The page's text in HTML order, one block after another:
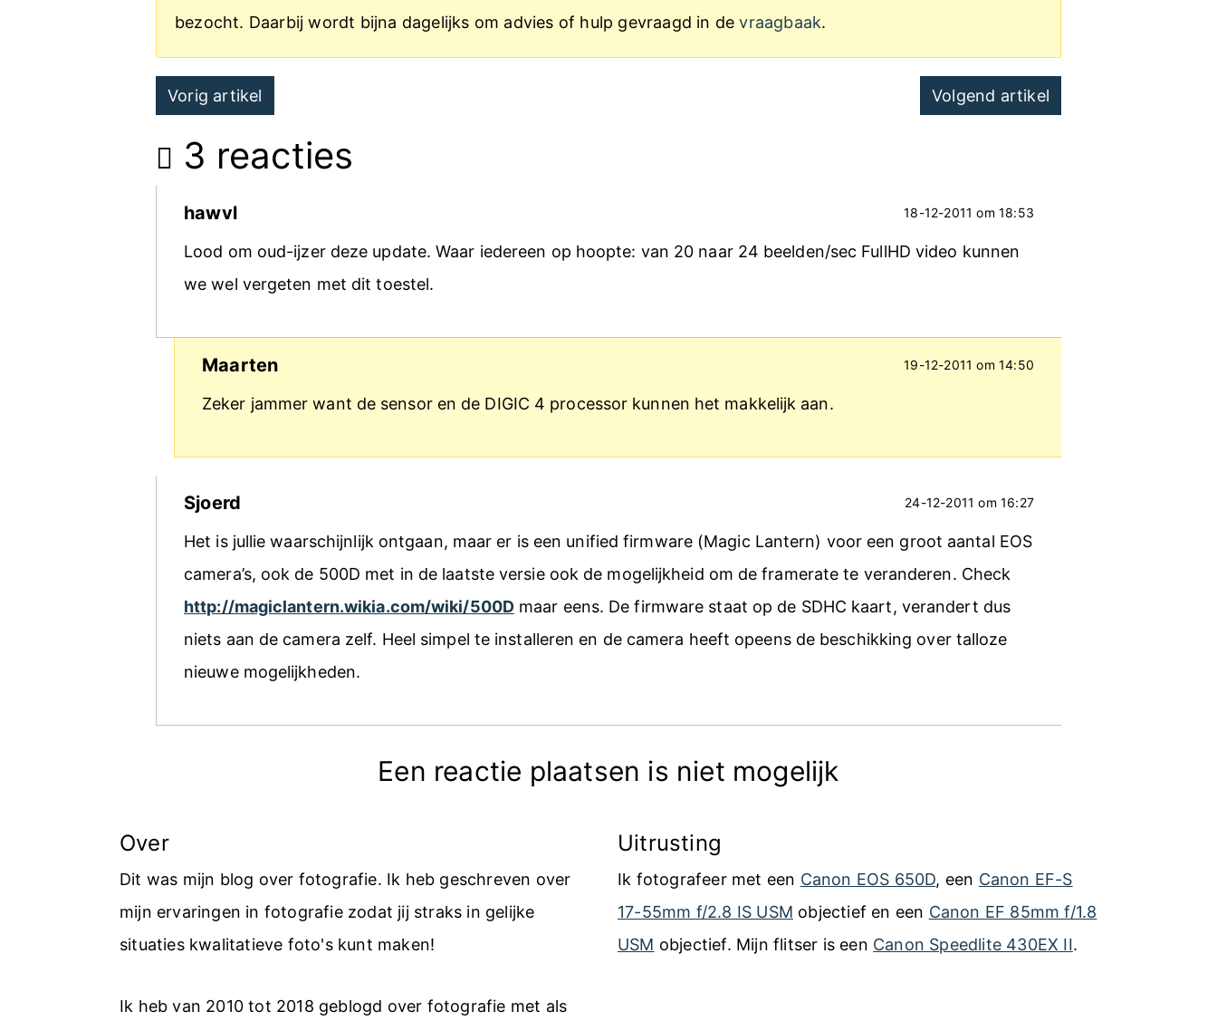
bezocht. Daarbij wordt bijna dagelijks om advies of hulp gevraagd in devraagbaak.
Post
navigation
Vorig artikel Volgend artikel
3 reacties
hawvl 18-12-2011 om 18:53
Lood om oud-ijzer deze update. Waar iedereen op hoopte: van 20 naar 24 beelden/sec FullHD video kunnen
we wel vergeten met dit toestel.
Maarten 19-12-2011 om 14:50
Zeker jammer want de sensor en de DIGIC 4 processor kunnen het makkelijk aan.
Sjoerd 24-12-2011 om 16:27
Het is jullie waarschijnlijk ontgaan, maar er is een unified firmware (Magic Lantern) voor een groot aantal EOS
camera’s, ook de 500D met in de laatste versie ook de mogelijkheid om de framerate te veranderen. Check
http://magiclantern.wikia.com/wiki/500Dmaar eens. De firmware staat op de SDHC kaart, verandert dus
niets aan de camera zelf. Heel simpel te installeren en de camera heeft opeens de beschikking over talloze
nieuwe mogelijkheden.
Een reactie plaatsen is niet mogelijk
Over
Dit was mijn blog over fotografie. Ik heb geschreven over
mijn ervaringen in fotografie zodat jij straks in gelijke
situaties kwalitatieve foto's kunt maken!
Ik heb van 2010 tot 2018 geblogd over fotografie met als
Uitrusting
Ik fotografeer met een Canon EOS 650D, een Canon EF-S
17-55mm f/2.8 IS USM objectief en een Canon EF 85mm f/1.8
USM objectief. Mijn flitser is een Canon Speedlite 430EX II.